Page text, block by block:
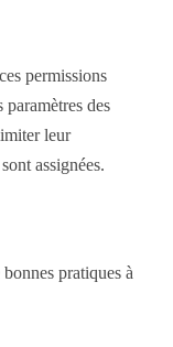
permissions
paramètres des
leur
assignées.
pratiques à